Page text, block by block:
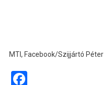
MTI, Facebook/Szijjártó Péter
Facebook